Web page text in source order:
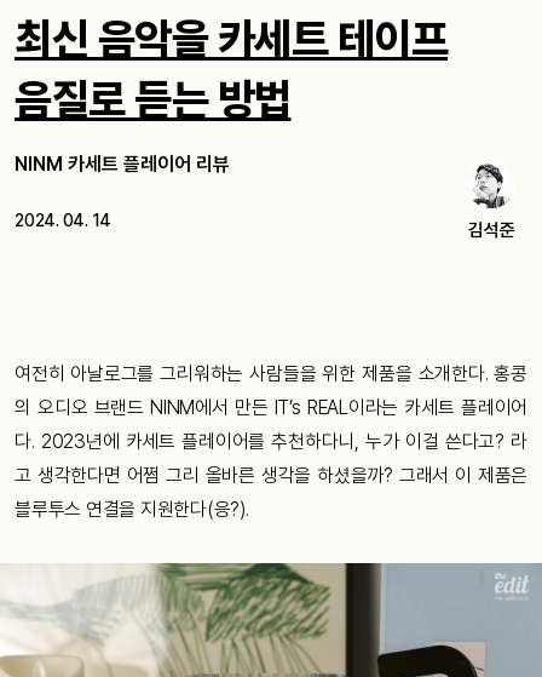
최신 음악을 카세트 테이프
음질로 듣는 방법
NINM 카세트 플레이어 리뷰
2024. 04. 14 김석준
여전히 아날로그를 그리워하는 사람들을 위한 제품을 소개한다. 홍콩
의 오디오 브랜드 NINM에서 만든 IT’s REAL이라는 카세트 플레이어
다. 2023년에 카세트 플레이어를 추천하다니, 누가 이걸 쓴다고? 라
고 생각한다면 어쩜 그리 올바른 생각을 하셨을까? 그래서 이 제품은
블루투스 연결을 지원한다(응?).